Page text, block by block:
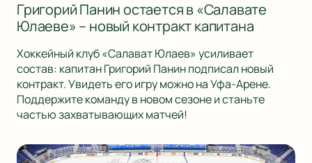
Григорий Панин остается в «Салавате
Юлаеве» – новый контракт капитана
Хоккейный клуб «Салават Юлаев» усиливает
состав: капитан Григорий Панин подписал новый
контракт. Увидеть его игру можно на Уфа-Арене.
Поддержите команду в новом сезоне и станьте
частью захватывающих матчей!